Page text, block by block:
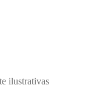
ilustrativas